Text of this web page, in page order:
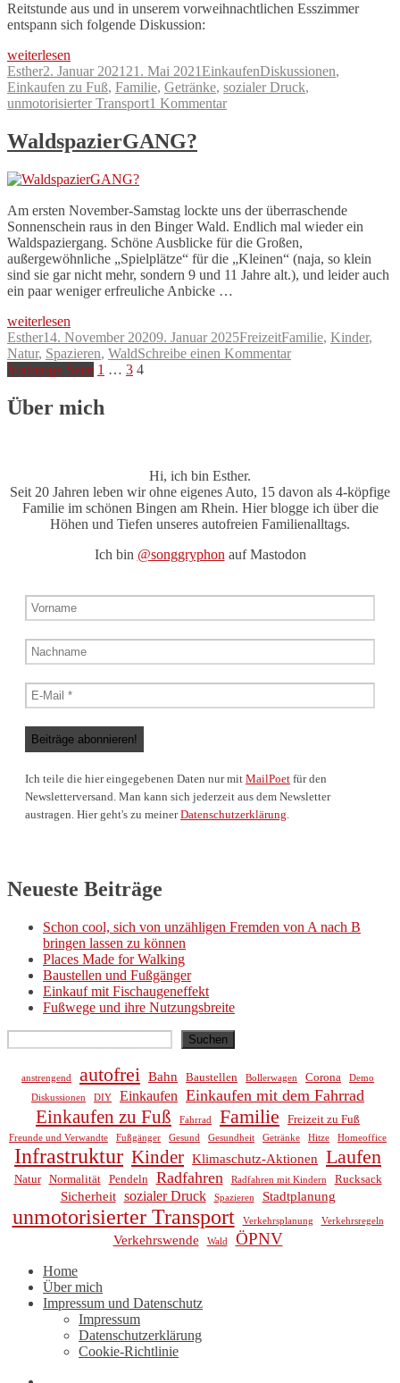
Reitstunde aus und in unserem vorweihnachtlichen Esszimmer
entspann sich folgende Diskussion:
„Einkauf
zu
Fuß
mit
(#Laufscham)“
weiterlesen
Autor
EstherVeröffentlicht
am
2. Januar 2021 21. Mai 2021Kategorien
EinkaufenSchlagwörter
Diskussionen,
Einkaufen zu Fuß, Familie, Getränke, sozialer Druck,
unmotorisierter Transport1 Kommentarzu
WaldspazierGANG?
Am ersten November-Samstag lockte uns der überraschende
Sonnenschein raus in den Binger Wald. Endlich mal wieder ein
Waldspaziergang. Schöne Ausblicke für die Großen,
außergewöhnliche „Spielplätze“ für die „Kleinen“ (naja, so klein
sind sie gar nicht mehr, sondern 9 und 11 Jahre alt.), und leider auch
ein paar weniger erfreuliche Anbicke …
„WaldspazierGANG?“
weiterlesen
Autor
EstherVeröffentlicht
am
14. November 20209. Januar 2025Kategorien
FreizeitSchlagwörter
Familie, Kinder,
Natur, Spazieren, WaldSchreibe einen Kommentarzu
Seitennummerierung
der
Beiträge
Vorherige Seite Seite
1 … Seite
3 Seite
4
Über mich
Hi, ich bin Esther.
Seit 20 Jahren leben wir ohne eigenes Auto, 15 davon als 4-köpfige
Familie im schönen Bingen am Rhein. Hier blogge ich über die
Höhen und Tiefen unseres autofreien Familienalltags.
Ich bin @songgryphon auf Mastodon
Ich teile die hier eingegebenen Daten nur mit MailPoet für den
Newsletterversand. Man kann sich jederzeit aus dem Newsletter
austragen. Hier geht's zu meinerDatenschutzerklärung
Neueste Beiträge
Schon cool, sich von unzähligen Fremden von A nach B
bringen lassen zu können
Places Made for Walking
Baustellen und Fußgänger
Einkauf mit Fischaugeneffekt
Fußwege und ihre Nutzungsbreite
Suchen
Suchen
anstrengend autofrei Bahn Baustellen Bollerwagen Corona
Demo
Diskussionen
DIY Einkaufen Einkaufen mit dem Fahrrad
Einkaufen zu Fuß Fahrrad Familie Freizeit zu Fuß
Freunde und Verwandte Fußgänger Gesund Gesundheit Getränke Hitze Homeoffice
Infrastruktur Kinder Klimaschutz-Aktionen Laufen
Natur Normalität Pendeln Radfahren Radfahren mit Kindern Rucksack
Sicherheit sozialer Druck Spazieren Stadtplanung
unmotorisierter Transport Verkehrsplanung Verkehrsregeln
Verkehrswende Wald ÖPNV
Home
Über mich
Impressum und Datenschutz
Impressum
Datenschutzerklärung
Cookie-Richtlinie